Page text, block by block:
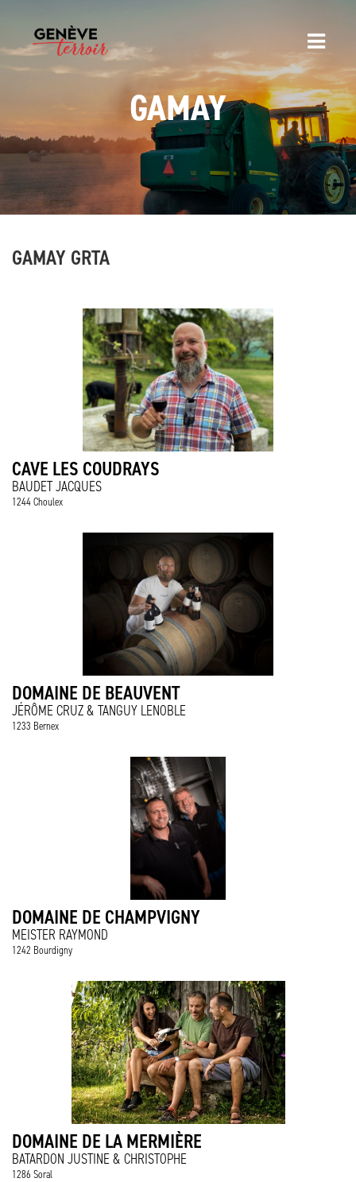
GAMAY
GAMAY GRTA
CAVE LES COUDRAYS
BAUDET JACQUES
1244 Choulex
DOMAINE DE BEAUVENT
JÉRÔME CRUZ & TANGUY LENOBLE
1233 Bernex
DOMAINE DE CHAMPVIGNY
MEISTER RAYMOND
1242 Bourdigny
DOMAINE DE LA MERMIÈRE
BATARDON JUSTINE & CHRISTOPHE
1286 Soral